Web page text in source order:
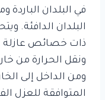
في البلدان الباردة
البلدان الدافئة.
ذات خصائص
ونقل الحرارة من
ومن الداخل إلى
المتوافقة للعزل